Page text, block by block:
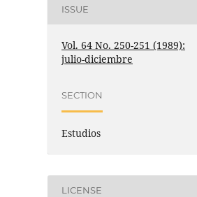
ISSUE
Vol. 64 No. 250-251 (1989):
julio-diciembre
SECTION
Estudios
LICENSE